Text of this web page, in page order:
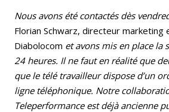
Nous avons été contactés dès
Florian Schwarz, directeur marketing
Diabolocom et avons mis en place la
24 heures. Il ne faut en réalité que
que le télé travailleur dispose d’un
ligne téléphonique. Notre
Teleperformance est déjà ancienne